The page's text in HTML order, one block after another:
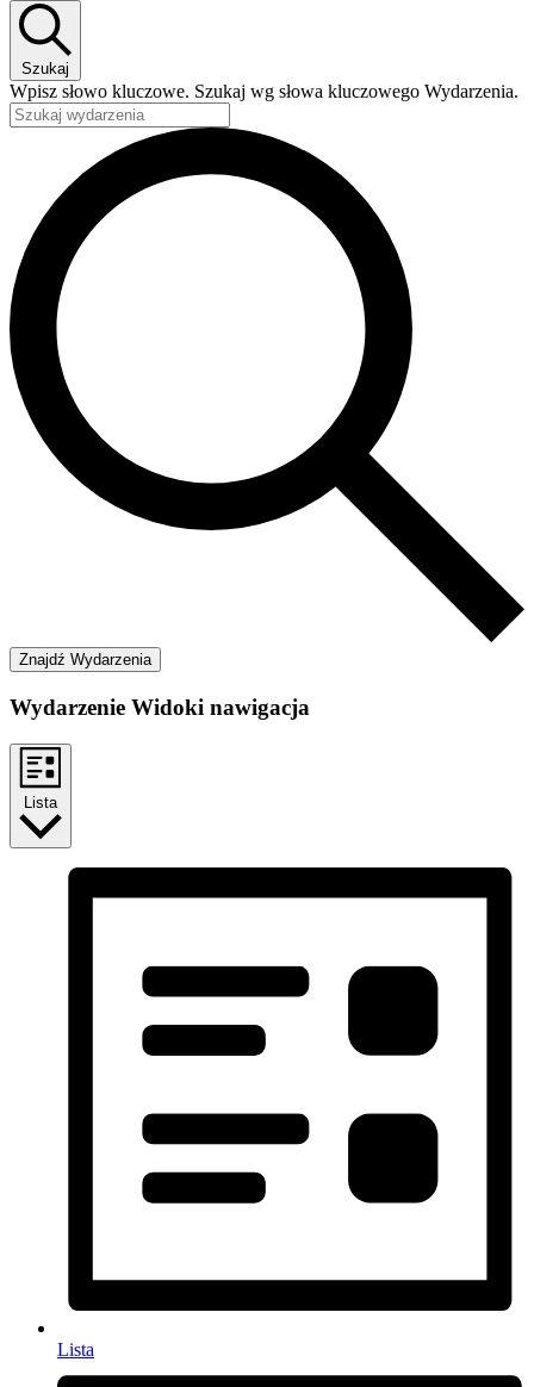
Szukaj
Wpisz słowo kluczowe. Szukaj wg słowa kluczowego Wydarzenia.
Znajdź Wydarzenia
Wydarzenie Widoki nawigacja
Lista
Lista